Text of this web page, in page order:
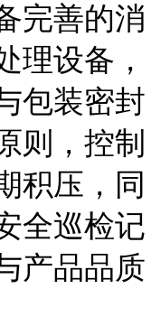
完善的消
理设备，
包装密封
则，控制
积压，同
全巡检记
产品品质